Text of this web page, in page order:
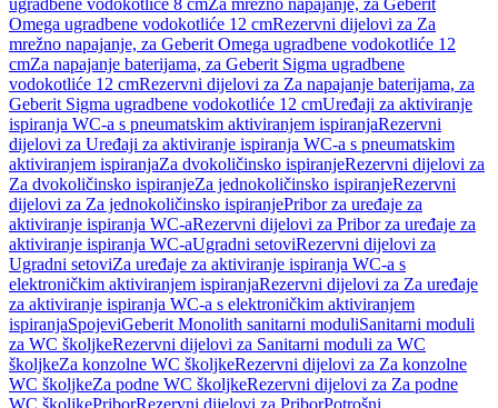
ugradbene vodokotliće 8 cmZa mrežno napajanje, za Geberit
Omega ugradbene vodokotliće 12 cmRezervni dijelovi za Za
mrežno napajanje, za Geberit Omega ugradbene vodokotliće 12
cmZa napajanje baterijama, za Geberit Sigma ugradbene
vodokotliće 12 cmRezervni dijelovi za Za napajanje baterijama, za
Geberit Sigma ugradbene vodokotliće 12 cmUređaji za aktiviranje
ispiranja WC-a s pneumatskim aktiviranjem ispiranjaRezervni
dijelovi za Uređaji za aktiviranje ispiranja WC-a s pneumatskim
aktiviranjem ispiranjaZa dvokoličinsko ispiranjeRezervni dijelovi za
Za dvokoličinsko ispiranjeZa jednokoličinsko ispiranjeRezervni
dijelovi za Za jednokoličinsko ispiranjePribor za uređaje za
aktiviranje ispiranja WC-aRezervni dijelovi za Pribor za uređaje za
aktiviranje ispiranja WC-aUgradni setoviRezervni dijelovi za
Ugradni setoviZa uređaje za aktiviranje ispiranja WC-a s
elektroničkim aktiviranjem ispiranjaRezervni dijelovi za Za uređaje
za aktiviranje ispiranja WC-a s elektroničkim aktiviranjem
ispiranjaSpojeviGeberit Monolith sanitarni moduliSanitarni moduli
za WC školjkeRezervni dijelovi za Sanitarni moduli za WC
školjkeZa konzolne WC školjkeRezervni dijelovi za Za konzolne
WC školjkeZa podne WC školjkeRezervni dijelovi za Za podne
WC školjkePriborRezervni dijelovi za PriborPotrošni